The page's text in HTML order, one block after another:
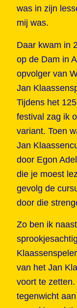
was in zijn
mij was.
Daar kwam in
op de Dam in
opvolger van
Jan
Tijdens het
festival zag ik
variant. Toen
Jan
door Egon
die je moest
gevolg de
door die
Zo ben ik
van het Jan
voort te
tegenwicht